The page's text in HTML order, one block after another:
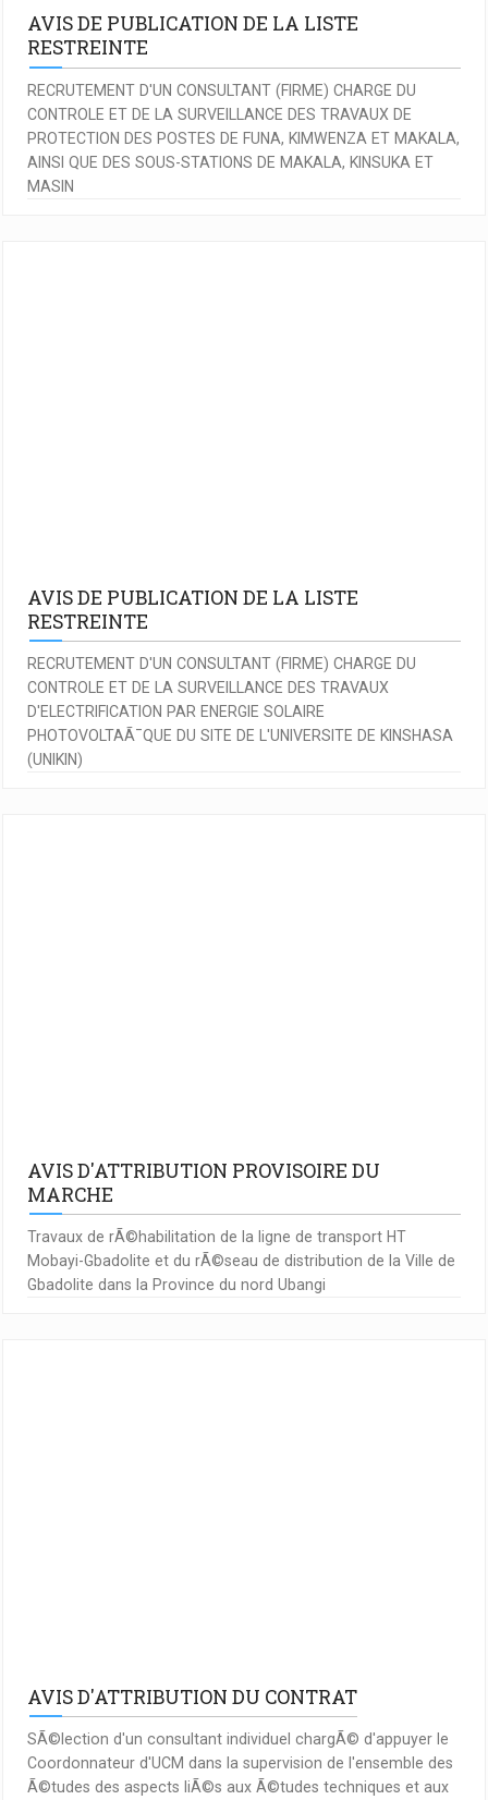
AVIS DE PUBLICATION DE LA LISTE
RESTREINTE
RECRUTEMENT D'UN CONSULTANT (FIRME) CHARGE DU
CONTROLE ET DE LA SURVEILLANCE DES TRAVAUX DE
PROTECTION DES POSTES DE FUNA, KIMWENZA ET MAKALA,
AINSI QUE DES SOUS-STATIONS DE MAKALA, KINSUKA ET
MASIN
AVIS DE PUBLICATION DE LA LISTE
RESTREINTE
RECRUTEMENT D'UN CONSULTANT (FIRME) CHARGE DU
CONTROLE ET DE LA SURVEILLANCE DES TRAVAUX
D'ELECTRIFICATION PAR ENERGIE SOLAIRE
PHOTOVOLTAÃ¯QUE DU SITE DE L'UNIVERSITE DE KINSHASA
(UNIKIN)
AVIS D'ATTRIBUTION PROVISOIRE DU
MARCHE
Travaux de rÃ©habilitation de la ligne de transport HT
Mobayi-Gbadolite et du rÃ©seau de distribution de la Ville de
Gbadolite dans la Province du nord Ubangi
AVIS D'ATTRIBUTION DU CONTRAT
SÃ©lection d'un consultant individuel chargÃ© d'appuyer le
Coordonnateur d'UCM dans la supervision de l'ensemble des
Ã©tudes des aspects liÃ©s aux Ã©tudes techniques et aux